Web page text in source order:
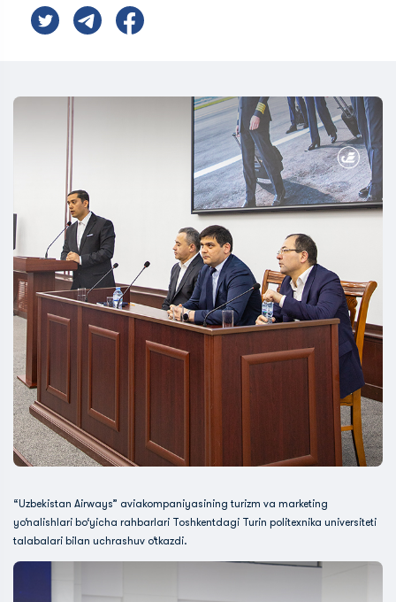
“Uzbekistan Airways” aviakompaniyasining turizm va marketing
yo‘nalishlari bo‘yicha rahbarlari Toshkentdagi Turin politexnika universiteti
talabalari bilan uchrashuv o‘tkazdi.